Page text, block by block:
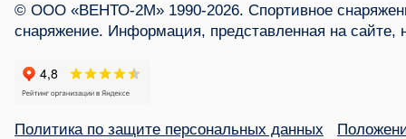
© ООО «ВЕНТО-2М» 1990-2026. Спортивное
снаряжение. Информация, представленная на сайте,
Политика по защите персональных данных